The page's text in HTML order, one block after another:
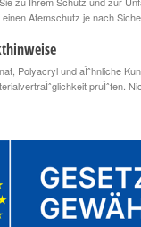
Atemschutz je nach
Polyacryl und aÌˆhnliche
pruÌˆfen.